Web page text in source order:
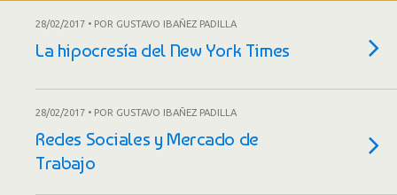
28/02/2017 • POR GUSTAVO IBAÑEZ PADILLA
La hipocresía del New York Times
28/02/2017 • POR GUSTAVO IBAÑEZ PADILLA
Redes Sociales y Mercado de
Trabajo